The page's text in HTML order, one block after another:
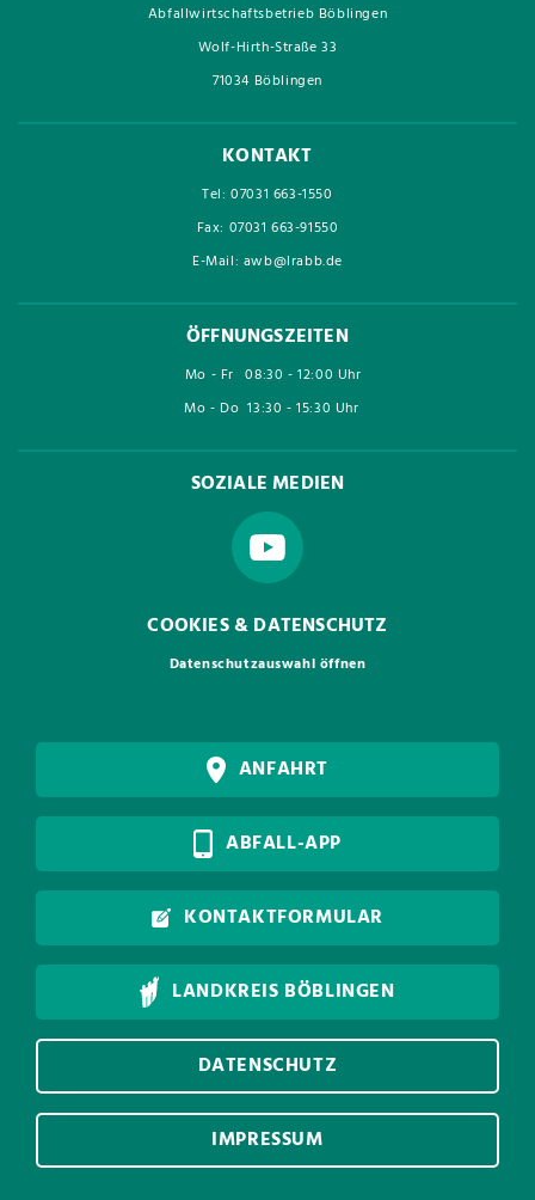
Abfallwirtschaftsbetrieb Böblingen
Wolf-Hirth-Straße 33
71034 Böblingen
KONTAKT
Tel: 07031 663-1550
Fax: 07031 663-91550
E-Mail: awb@lrabb.de
ÖFFNUNGSZEITEN
Mo - Fr 08:30 - 12:00 Uhr
Mo - Do 13:30 - 15:30 Uhr
SOZIALE MEDIEN
COOKIES & DATENSCHUTZ
Datenschutzauswahl öffnen
ANFAHRT
ABFALL-APP
KONTAKTFORMULAR
LANDKREIS BÖBLINGEN
DATENSCHUTZ
IMPRESSUM